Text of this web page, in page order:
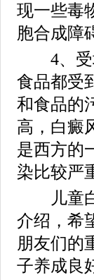
现一些毒
胞合成障
4、受坏
食品都受
和食品的
高，白癜
是西方的
染比较严
儿童白
介绍，希
朋友们的
子养成良